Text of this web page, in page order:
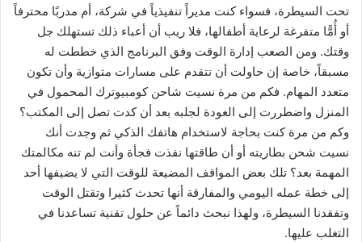
ي
د
ا
إ
ك
ي
ا
تحت السيطرة، فسواء كنت مديراً تنفيذياً في شركة، أم مدربًا محترفاً
أو أُمًّا متفرغة لرعاية أطفالها، فلا ريب أن أعباء ذلك تستهلك جل
وقتك. ومن الصعب إدارة الوقت وفق البرنامج الذي خططت له
مسبقاً، خاصة إن حاولت أن تتقدم على مسارات متوازية وأن تكون
متعدد المهام. فكم من مرة نسيت شاحن كومبيوترك المحمول في
المنزل واضطررت إلى العودة لجلبه بعد أن كدت تصل إلى المكتب؟
وكم من مرة كنت بحاجة لاستخدام هاتفك الذكي ثم وجدت أنك
نسيت شحن بطاريته أو أن طاقتها نفذت فجأة وأنت لم تنه مكالمتك
المهمة بعد؟ تلك بعض المواقف المضيعة للوقت التي لا يضيفها أحد
إلى خطة عمله اليومي والمفارقة أنها تحدث كثيرا وتقتل الوقت
وتفقدنا السيطرة، ولهذا نبحث دائماً عن حلول تقنية تساعدنا في
التغلب عليها.